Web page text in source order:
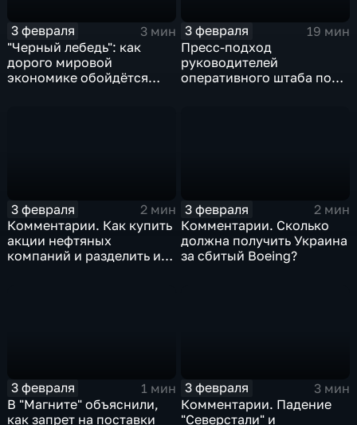
3 февраля
3 мин
"Черный лебедь": как
дорого мировой
экономике обойдётся
3 февраля
19 мин
Пресс-подход
руководителей
оперативного штаба по
3 февраля
2 мин
Комментарии. Как купить
акции нефтяных
компаний и разделить их
3 февраля
2 мин
Комментарии. Сколько
должна получить Украина
за сбитый Boeing?
3 февраля
1 мин
В "Магните" объяснили,
как запрет на поставки
3 февраля
3 мин
Комментарии. Падение
"Северстали" и